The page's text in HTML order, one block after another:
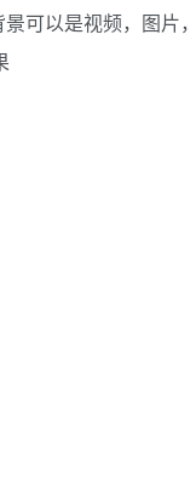
可以是视频，图片，